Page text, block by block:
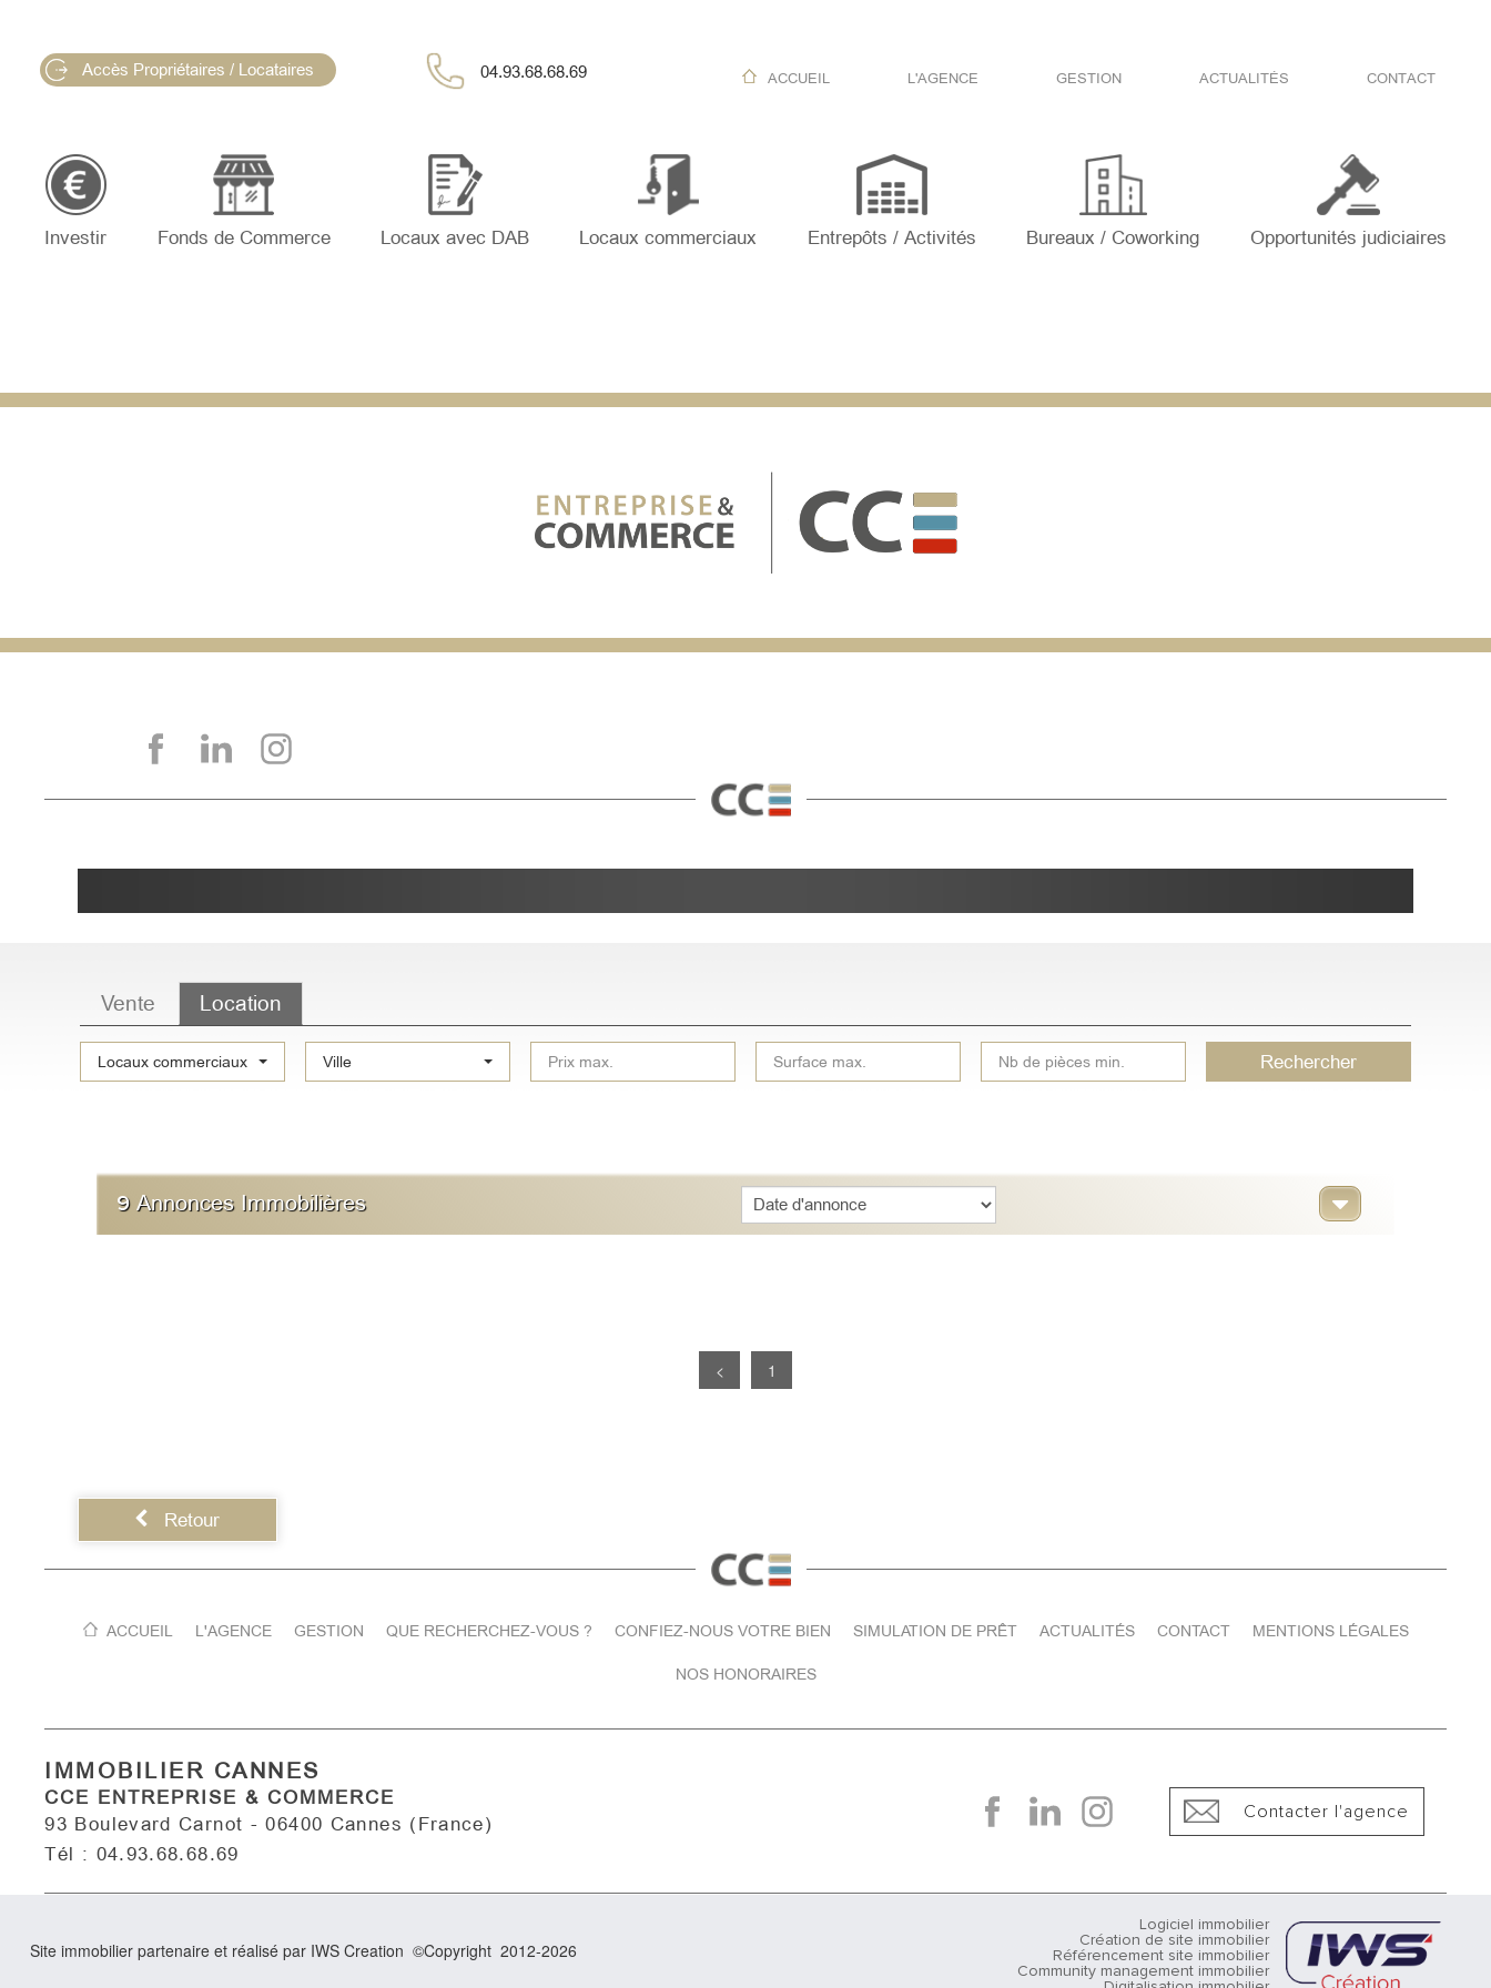
Accès Propriétaires / Locataires 04.93.68.68.69 ACCUEIL L'AGENCE GESTION ACTUALITÉS CONTACT
Investir Fonds de Commerce Locaux avec DAB Locaux commerciaux Entrepôts / Activités Bureaux / Coworking Opportunités judiciaires
Vente Location
TypeLocaux commerciaux Ville Rechercher
9Annonces Immobilières
< 1
Retour
ACCUEIL L'AGENCE GESTION QUE RECHERCHEZ-VOUS ? CONFIEZ-NOUS VOTRE BIEN SIMULATION DE PRÊT ACTUALITÉS CONTACT MENTIONS LÉGALES
NOS HONORAIRES
IMMOBILIER CANNES
CCE ENTREPRISE & COMMERCE
93 Boulevard Carnot - 06400 Cannes (France)
Tél : 04.93.68.68.69
Contacter l'agence
Site immobilier partenaire et réalisé par IWS Creation ©Copyright 2012-2026
Logiciel immobilier
Création de site immobilier
Référencement site immobilier
Community management immobilier